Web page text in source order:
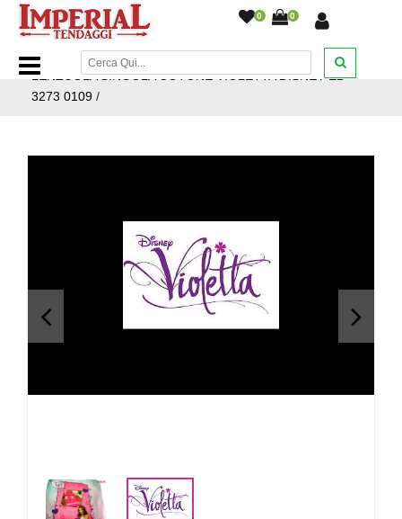
0 0
Home Page/Letto/Lenzuola Cotone/SINGOLO
LENZUOLA SINGOLA COTONE VIOLETTA DISNEY EB
3273 0109 /
< >